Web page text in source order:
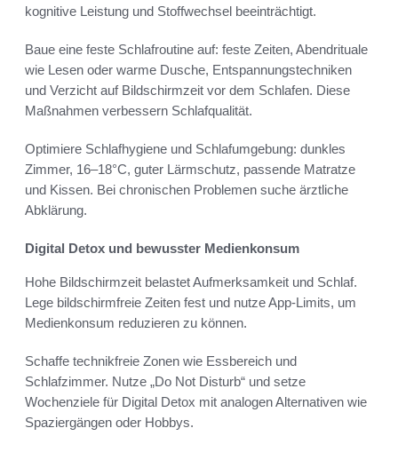
kognitive Leistung und Stoffwechsel beeinträchtigt.
Baue eine feste Schlafroutine auf: feste Zeiten, Abendrituale
wie Lesen oder warme Dusche, Entspannungstechniken
und Verzicht auf Bildschirmzeit vor dem Schlafen. Diese
Maßnahmen verbessern Schlafqualität.
Optimiere Schlafhygiene und Schlafumgebung: dunkles
Zimmer, 16–18°C, guter Lärmschutz, passende Matratze
und Kissen. Bei chronischen Problemen suche ärztliche
Abklärung.
Digital Detox und bewusster Medienkonsum
Hohe Bildschirmzeit belastet Aufmerksamkeit und Schlaf.
Lege bildschirmfreie Zeiten fest und nutze App-Limits, um
Medienkonsum reduzieren zu können.
Schaffe technikfreie Zonen wie Essbereich und
Schlafzimmer. Nutze „Do Not Disturb“ und setze
Wochenziele für Digital Detox mit analogen Alternativen wie
Spaziergängen oder Hobbys.